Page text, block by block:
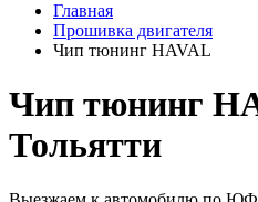
Главная
Прошивка двигателя
Чип тюнинг HAVAL
Чип тюнинг
Тольятти